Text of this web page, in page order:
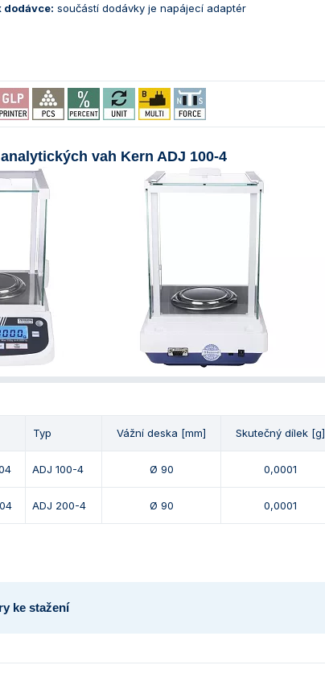
dodávce: součástí dodávky je napájecí adaptér
vah Kern ADJ 100-4
Typ Vážní deska [mm] Skutečný dílek [g]
ADJ 100-4 Ø 90 0,0001
ADJ 200-4 Ø 90 0,0001
ke stažení